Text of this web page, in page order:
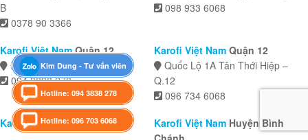
B
0378 90 3366
098 933 6068
Karofi Việt NamQuận 12
Đường Trường Chinh
094 3838 278
Karofi Việt Nam Quận 12
Quốc Lộ 1A Tân Thới Hiệp –
Q.12
096 734 6068
Karofi Việt NamQuận 12 Karofi Việt Nam Huyện Bình
Kim Dung - Tư vấn viên
Hotline: 094 3838 278
Hotline: 096 703 6068